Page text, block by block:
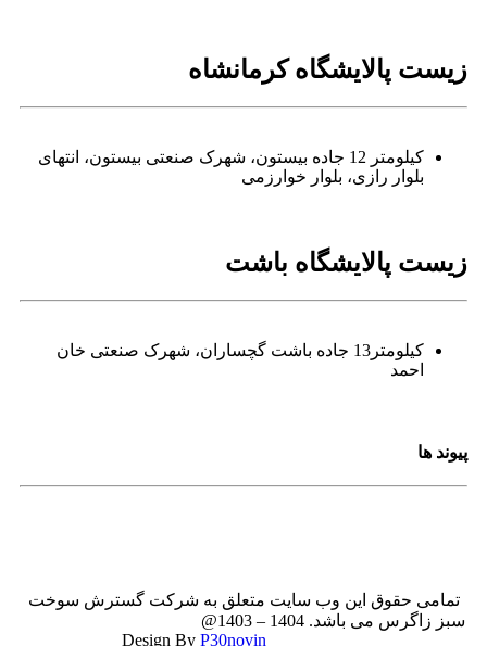
زیست پالایشگاه کرمانشاه
کیلومتر 12 جاده بیستون، شهرک صنعتی بیستون، انتهای
بلوار رازی، بلوار خوارزمی
زیست پالایشگاه باشت
کیلومتر13 جاده باشت گچساران، شهرک صنعتی خان
احمد
پیوند ها
تمامی حقوق این وب سایت متعلق به شرکت گسترش سوخت
سبز زاگرس می باشد. 1404 – 1403@
P30novin